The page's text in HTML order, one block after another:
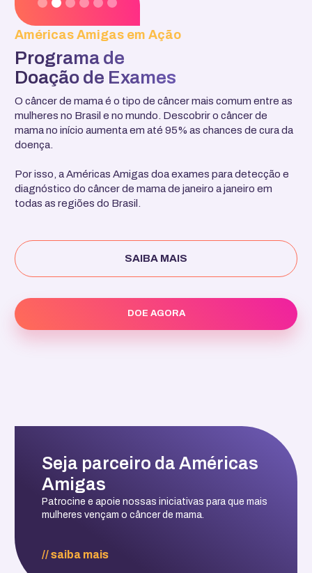
Américas Amigas em Ação
Programa de
Doação de Exames​
O câncer de mama é o tipo de câncer mais comum entre as
mulheres no Brasil e no mundo. ​Descobrir o câncer de
mama no início aumenta em até 95% as chances de​ cura da
doença.
Por isso, a Américas Amigas doa exames para detecção e
diagnóstico do câncer de mama de janeiro a janeiro em
todas as regiões do Brasil. ​
SAIBA MAIS
DOE AGORA
Seja parceiro da Américas
Amigas
Patrocine e apoie nossas iniciativas para que mais
mulheres vençam o câncer de mama.
// saiba mais